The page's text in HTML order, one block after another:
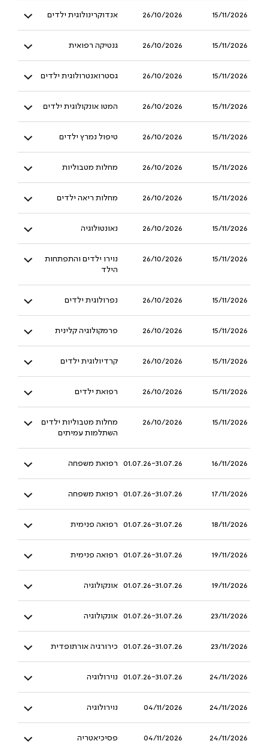
15/11/2026
26/10/2026 אנדוקרינולוגית ילדים
15/11/2026
26/10/2026 גנטיקה רפואית
15/11/2026
26/10/2026 גסטרואנטרולוגית ילדים
15/11/2026
26/10/2026 המטו אונקולוגית ילדים
15/11/2026
26/10/2026 טיפול נמרץ ילדים
15/11/2026
26/10/2026 מחלות מטבוליות
15/11/2026
26/10/2026 מחלות ריאה ילדים
15/11/2026
26/10/2026 נאונטולוגיה
15/11/2026
26/10/2026
נוירו ילדים והתפתחות
הילד
15/11/2026
26/10/2026 נפרולוגית ילדים
15/11/2026
26/10/2026 פרמקולוגיה קלינית
15/11/2026
26/10/2026 קרדיולוגית ילדים
15/11/2026
26/10/2026 רפואת ילדים
15/11/2026
26/10/2026
מחלות מטבוליות ילדים
השתלמות עמיתים
16/11/2026
01.07.26-31.07.26 רפואת משפחה
17/11/2026
01.07.26-31.07.26 רפואת משפחה
18/11/2026
01.07.26-31.07.26 רפואה פנימית
19/11/2026
01.07.26-31.07.26 רפואה פנימית
19/11/2026
01.07.26-31.07.26 אונקולוגיה
23/11/2026
01.07.26-31.07.26 אונקולוגיה
23/11/2026
01.07.26-31.07.26 כירורגיה אורתופדית
24/11/2026
01.07.26-31.07.26 נוירולוגיה
24/11/2026
04/11/2026 נוירולוגיה
24/11/2026
04/11/2026 פסיכיאטריה